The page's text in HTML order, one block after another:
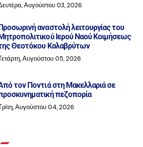
Αυγούστου 03, 2026
αναστολή λειτουργίας του
Ιερού Ναού Κοιμήσεως
Θεοτόκου Καλαβρύτων
Αυγούστου 05, 2026
τον Ποντιά στη Μακελλαριά σε
πεζοπορία
Αυγούστου 04, 2026